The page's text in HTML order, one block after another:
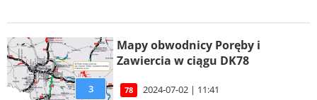
3
Mapy obwodnicy Poręby i
Zawiercia w ciągu DK78
78 2024-07-02 | 11:41